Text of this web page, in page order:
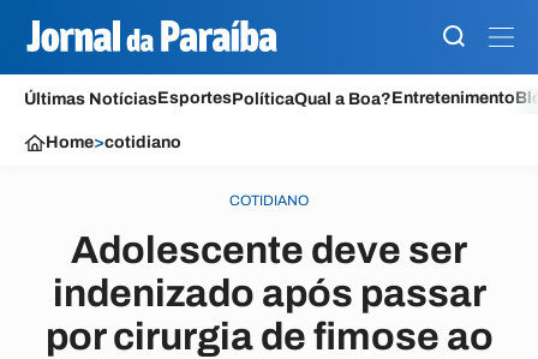
Últimas NotíciasEsportesPolíticaQual a Boa?Entretenimento
Home>cotidiano
COTIDIANO
Adolescente deve ser
indenizado após passar
por cirurgia de fimose ao